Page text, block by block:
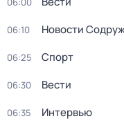
06:10 Новости
06:25 Спорт
06:30 Вести
06:35 Интервью